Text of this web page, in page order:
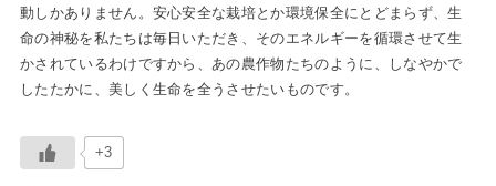
動しかありません。安心安全な栽培とか環境保全にとどまらず、生
命の神秘を私たちは毎日いただき、そのエネルギーを循環させて生
かされているわけですから、あの農作物たちのように、しなやかで
したたかに、美しく生命を全うさせたいものです。
+3